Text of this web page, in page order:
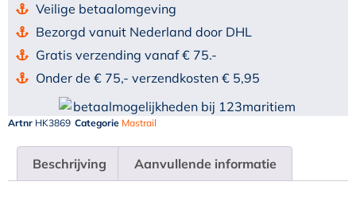
Veilige betaalomgeving
Bezorgd vanuit Nederland door DHL
Gratis verzending vanaf € 75.-
Onder de € 75,- verzendkosten € 5,95
Artnr HK3869 Categorie Mastrail
Beschrijving Aanvullende informatie